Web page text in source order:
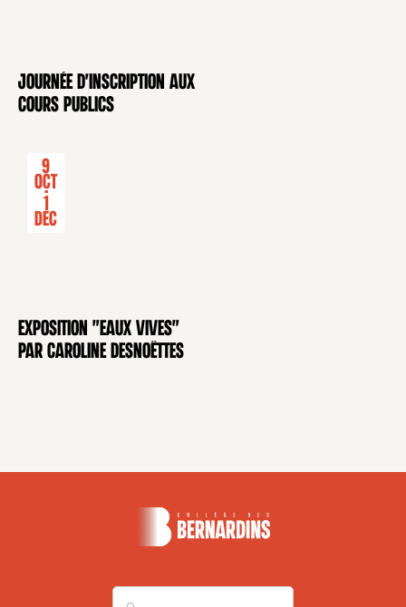
CONFÉRENCE
Journée d'inscription aux
cours publics
EXPOSITION
9
Oct
-
1
Déc
Exposition "Eaux Vives"
par Caroline Desnoëttes